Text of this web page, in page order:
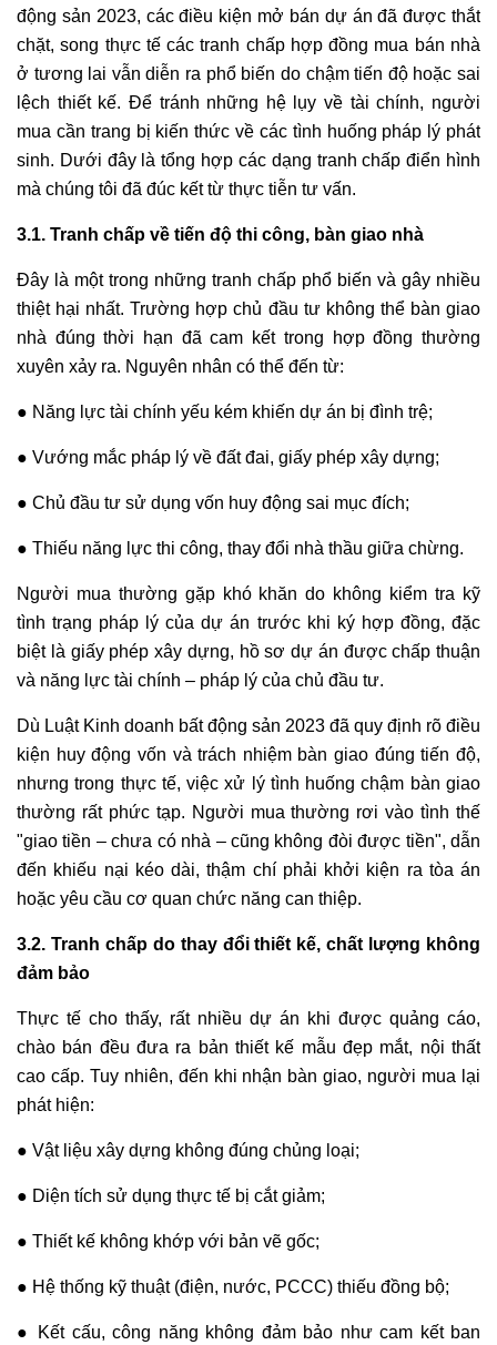
động sản 2023, các điều kiện mở bán dự án đã được thắt
chặt, song thực tế các tranh chấp hợp đồng mua bán nhà
ở tương lai vẫn diễn ra phổ biến do chậm tiến độ hoặc sai
lệch thiết kế. Để tránh những hệ lụy về tài chính, người
mua cần trang bị kiến thức về các tình huống pháp lý phát
sinh. Dưới đây là tổng hợp các dạng tranh chấp điển hình
mà chúng tôi đã đúc kết từ thực tiễn tư vấn.
3.1. Tranh chấp về tiến độ thi công, bàn giao nhà
Đây là một trong những tranh chấp phổ biến và gây nhiều
thiệt hại nhất. Trường hợp chủ đầu tư không thể bàn giao
nhà đúng thời hạn đã cam kết trong hợp đồng thường
xuyên xảy ra. Nguyên nhân có thể đến từ:
● Năng lực tài chính yếu kém khiến dự án bị đình trệ;
● Vướng mắc pháp lý về đất đai, giấy phép xây dựng;
● Chủ đầu tư sử dụng vốn huy động sai mục đích;
● Thiếu năng lực thi công, thay đổi nhà thầu giữa chừng.
Người mua thường gặp khó khăn do không kiểm tra kỹ
tình trạng pháp lý của dự án trước khi ký hợp đồng, đặc
biệt là giấy phép xây dựng, hồ sơ dự án được chấp thuận
và năng lực tài chính – pháp lý của chủ đầu tư.
Dù Luật Kinh doanh bất động sản 2023 đã quy định rõ điều
kiện huy động vốn và trách nhiệm bàn giao đúng tiến độ,
nhưng trong thực tế, việc xử lý tình huống chậm bàn giao
thường rất phức tạp. Người mua thường rơi vào tình thế
"giao tiền – chưa có nhà – cũng không đòi được tiền", dẫn
đến khiếu nại kéo dài, thậm chí phải khởi kiện ra tòa án
hoặc yêu cầu cơ quan chức năng can thiệp.
3.2. Tranh chấp do thay đổi thiết kế, chất lượng không
đảm bảo
Thực tế cho thấy, rất nhiều dự án khi được quảng cáo,
chào bán đều đưa ra bản thiết kế mẫu đẹp mắt, nội thất
cao cấp. Tuy nhiên, đến khi nhận bàn giao, người mua lại
phát hiện:
● Vật liệu xây dựng không đúng chủng loại;
● Diện tích sử dụng thực tế bị cắt giảm;
● Thiết kế không khớp với bản vẽ gốc;
● Hệ thống kỹ thuật (điện, nước, PCCC) thiếu đồng bộ;
● Kết cấu, công năng không đảm bảo như cam kết ban